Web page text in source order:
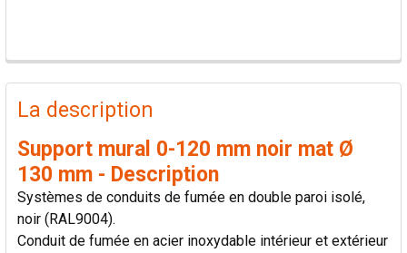
PRODUITS
FRÉQUEMMENT
ACHETÉS
SÉLECTIONNER
La description
Support mural 0-120 mm noir mat Ø
130 mm - Description
Systèmes de conduits de fumée en double paroi isolé,
noir (RAL9004).
Conduit de fumée en acier inoxydable intérieur et extérieur